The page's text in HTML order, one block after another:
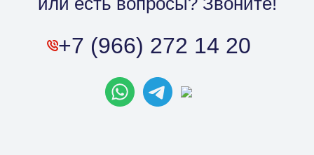
+7 (902) 556 45 56
+7 (495) 969 45 67
+7 (966) 272 14 20